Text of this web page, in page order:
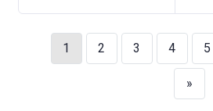
1 2 3 4 5
»